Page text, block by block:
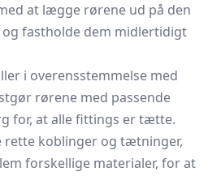
at lægge rørene ud på den
fastholde dem midlertidigt
i overensstemmelse med
rørene med passende
for, at alle fittings er tætte.
rette koblinger og tætninger,
forskellige materialer, for at